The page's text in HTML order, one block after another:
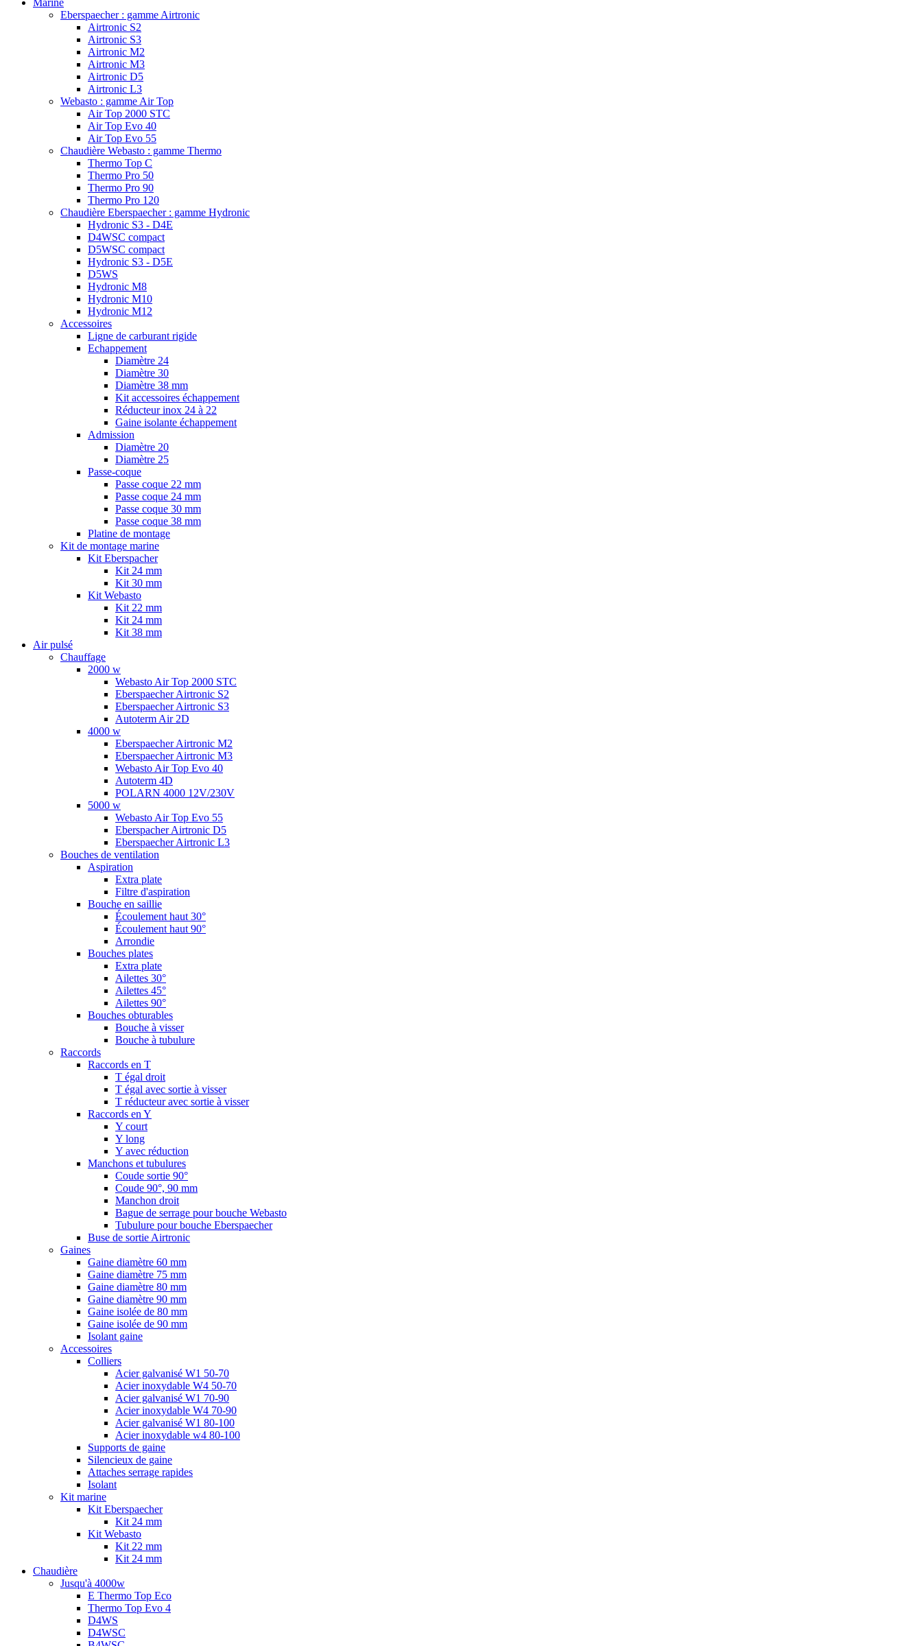
Marine
Eberspaecher : gamme Airtronic
Airtronic S2
Airtronic S3
Airtronic M2
Airtronic M3
Airtronic D5
Airtronic L3
Webasto : gamme Air Top
Air Top 2000 STC
Air Top Evo 40
Air Top Evo 55
Chaudière Webasto : gamme Thermo
Thermo Top C
Thermo Pro 50
Thermo Pro 90
Thermo Pro 120
Chaudière Eberspaecher : gamme Hydronic
Hydronic S3 - D4E
D4WSC compact
D5WSC compact
Hydronic S3 - D5E
D5WS
Hydronic M8
Hydronic M10
Hydronic M12
Accessoires
Ligne de carburant rigide
Echappement
Diamètre 24
Diamètre 30
Diamètre 38 mm
Kit accessoires échappement
Réducteur inox 24 à 22
Gaine isolante échappement
Admission
Diamètre 20
Diamètre 25
Passe-coque
Passe coque 22 mm
Passe coque 24 mm
Passe coque 30 mm
Passe coque 38 mm
Platine de montage
Kit de montage marine
Kit Eberspacher
Kit 24 mm
Kit 30 mm
Kit Webasto
Kit 22 mm
Kit 24 mm
Kit 38 mm
Air pulsé
Chauffage
2000 w
Webasto Air Top 2000 STC
Eberspaecher Airtronic S2
Eberspaecher Airtronic S3
Autoterm Air 2D
4000 w
Eberspaecher Airtronic M2
Eberspaecher Airtronic M3
Webasto Air Top Evo 40
Autoterm 4D
POLARN 4000 12V/230V
5000 w
Webasto Air Top Evo 55
Eberspacher Airtronic D5
Eberspaecher Airtronic L3
Bouches de ventilation
Aspiration
Extra plate
Filtre d'aspiration
Bouche en saillie
Écoulement haut 30°
Écoulement haut 90°
Arrondie
Bouches plates
Extra plate
Ailettes 30°
Ailettes 45°
Ailettes 90°
Bouches obturables
Bouche à visser
Bouche à tubulure
Raccords
Raccords en T
T égal droit
T égal avec sortie à visser
T réducteur avec sortie à visser
Raccords en Y
Y court
Y long
Y avec réduction
Manchons et tubulures
Coude sortie 90°
Coude 90°, 90 mm
Manchon droit
Bague de serrage pour bouche Webasto
Tubulure pour bouche Eberspaecher
Buse de sortie Airtronic
Gaines
Gaine diamètre 60 mm
Gaine diamètre 75 mm
Gaine diamètre 80 mm
Gaine diamètre 90 mm
Gaine isolée de 80 mm
Gaine isolée de 90 mm
Isolant gaine
Accessoires
Colliers
Acier galvanisé W1 50-70
Acier inoxydable W4 50-70
Acier galvanisé W1 70-90
Acier inoxydable W4 70-90
Acier galvanisé W1 80-100
Acier inoxydable w4 80-100
Supports de gaine
Silencieux de gaine
Attaches serrage rapides
Isolant
Kit marine
Kit Eberspaecher
Kit 24 mm
Kit Webasto
Kit 22 mm
Kit 24 mm
Chaudière
Jusqu'à 4000w
E Thermo Top Eco
Thermo Top Evo 4
D4WS
D4WSC